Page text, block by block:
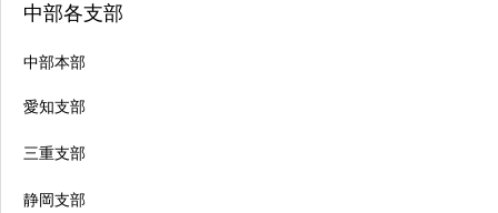
中部各支部
中部本部
愛知支部
三重支部
静岡支部